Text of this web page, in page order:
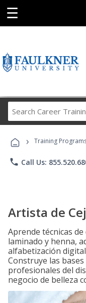
☰
› Training
phone Call Us:
Artista de
Aprende técnicas
laminado y henna,
alfabetización
Construye las
profesionales del
negocio de belleza